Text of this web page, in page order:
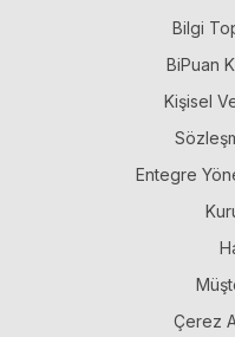
Bilgi
BiPuan
Kişisel
Entegre
Çerez